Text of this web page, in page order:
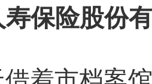
寿保险股份